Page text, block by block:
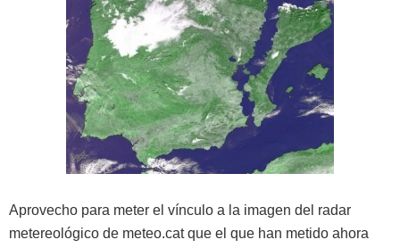
Aprovecho para meter el vínculo a la imagen del radar
metereológico de meteo.cat que el que han metido ahora